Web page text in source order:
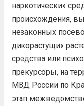
наркотических
происхождения,
незаконных
дикорастущих
средства или
прекурсоры, на
МВД России по
этап